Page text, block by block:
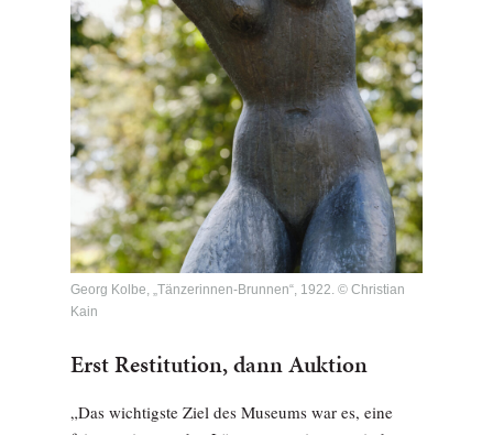
Georg Kolbe, „Tänzerinnen-Brunnen“, 1922. © Christian
Kain
Erst Restitution, dann Auktion
„Das wichtigste Ziel des Museums war es, eine